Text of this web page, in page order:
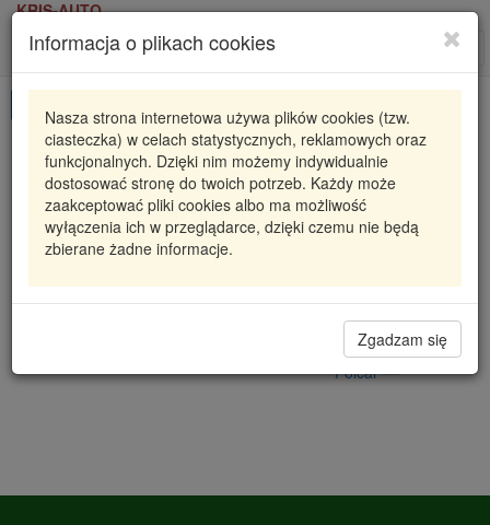
KRIS-AUTO
Informacja o plikach cookies
Nasza strona internetowa używa plików cookies (tzw.
ciasteczka) w celach statystycznych, reklamowych oraz
funkcjonalnych. Dzięki nim możemy indywidualnie
dostosować stronę do twoich potrzeb. Każdy może
zaakceptować pliki cookies albo ma możliwość
wyłączenia ich w przeglądarce, dzięki czemu nie będą
zbierane żadne informacje.
Zgadzam się
Karta produktu
S5050043 POLCAR
POMPA WSPOMAGANIA - NOWA DB KLASA R
(W251, V251)
Dostępność
Radzyń 0
Filia Lublin 0
Polcar